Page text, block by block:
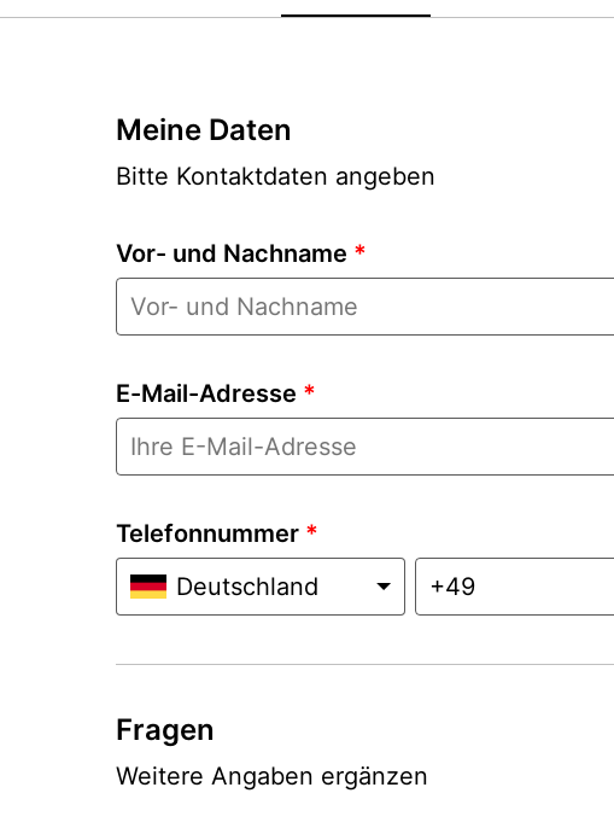
Meine Daten
Bitte Kontaktdaten angeben
Vor- und Nachname *
E-Mail-Adresse *
Telefonnummer *
Deutschland
Fragen
Weitere Angaben ergänzen